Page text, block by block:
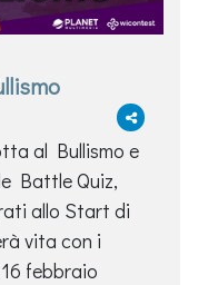
al Bullismo e
Battle Quiz,
allo Start di
vita con i
febbraio